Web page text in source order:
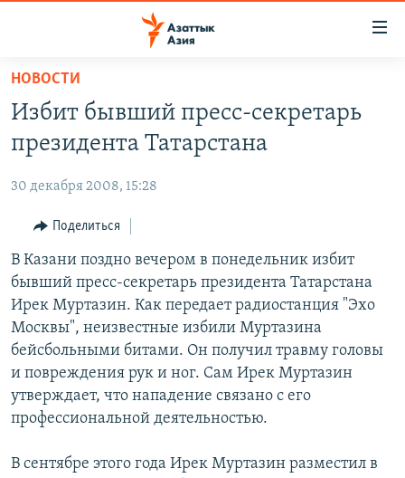
Вернуться
основному
содержанию
Вернутся
навигации
Вернутся
поиску
ЦЕНТРАЛЬНАЯ АЗИЯ
УЗБЕКИСТАН
ТАДЖИКИСТАН
ВОЙНА В УКРАИНЕ
НА ДРУГИХ ЯЗЫКАХ
ҚАЗАҚША
КЫРГЫЗЧА
ТОҶИКӢ
TÜRKMENÇE
Все сайты РСЕ/РС
НОВОСТИ
Избит бывший пресс-секретарь
президента Татарстана
30 декабря 2008, 15:28
Поделиться
В Казани поздно вечером в понедельник избит
бывший пресс-секретарь президента Татарстана
Ирек Муртазин. Как передает радиостанция "Эхо
Москвы", неизвестные избили Муртазина
бейсбольными битами. Он получил травму головы
и повреждения рук и ног. Сам Ирек Муртазин
утверждает, что нападение связано с его
профессиональной деятельностью.
В сентябре этого года Ирек Муртазин разместил в